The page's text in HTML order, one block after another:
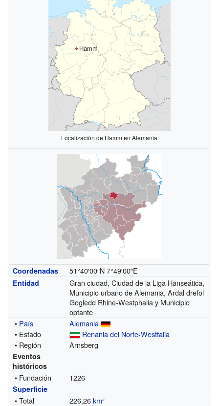
Hamm
Localización de Hamm en Alemania
Coordenadas 51°40′00″N 7°49′00″E
Entidad
Gran ciudad, Ciudad de la Liga Hanseática,
Municipio urbano de Alemania, Ardal drefol
Gogledd Rhine-Westphalia y Municipio
optante
• País
Alemania
• Estado
Renania del Norte-Westfalia
• Región
Arnsberg
Eventos
históricos
• Fundación 1226
Superficie
• Total 226,26km²